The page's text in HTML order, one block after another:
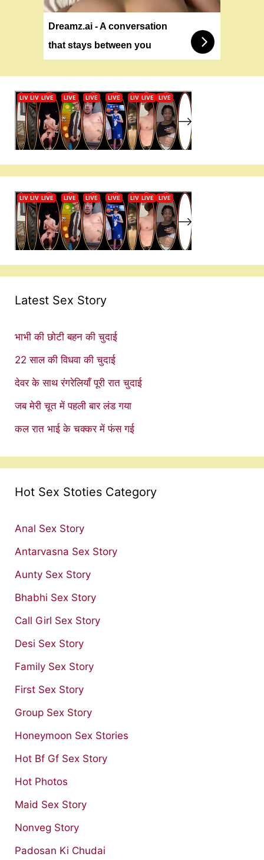
Dreamz.ai - A conversation
that stays between you
Latest Sex Story
भाभी की छोटी बहन की चुदाई
22 साल की विधवा की चुदाई
देवर के साथ रंगरेलियाँ पूरी रात चुदाई
जब मेरी चूत में पहली बार लंड गया
कल रात भाई के चक्कर में फंस गई
Hot Sex Stoties Category
Anal Sex Story
Antarvasna Sex Story
Aunty Sex Story
Bhabhi Sex Story
Call Girl Sex Story
Desi Sex Story
Family Sex Story
First Sex Story
Group Sex Story
Honeymoon Sex Stories
Hot Bf Gf Sex Story
Hot Photos
Maid Sex Story
Nonveg Story
Padosan Ki Chudai